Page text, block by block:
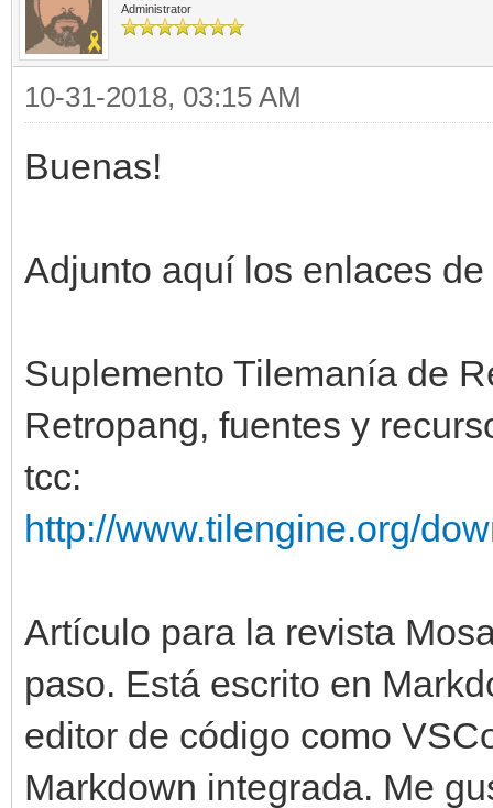
Administrator
10-31-2018, 03:15 AM
Buenas!
Adjunto aquí los enlaces
Suplemento Tilemanía de
Retropang, fuentes y
tcc:
http://www.tilengine.org/
Artículo para la revista
paso. Está escrito en
editor de código como
Markdown integrada. Me